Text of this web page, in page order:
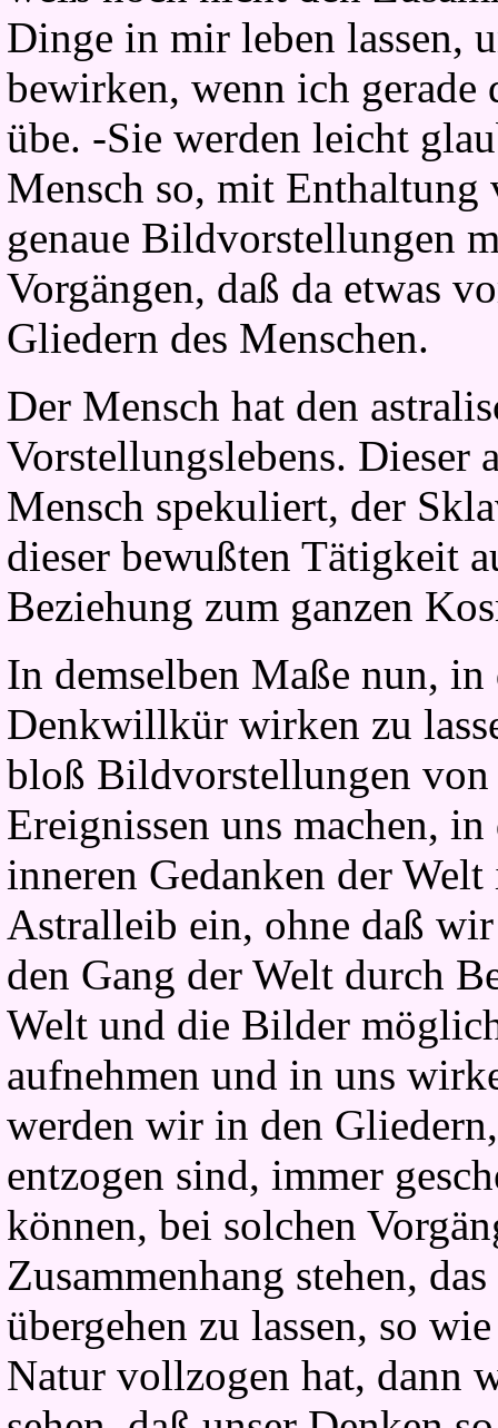
Dinge in mir leben lassen,
bewirken, wenn ich
übe. -Sie werden leicht
Mensch so, mit
genaue Bildvorstellungen
Vorgängen, daß da etwas
Gliedern des Menschen.
Der Mensch hat den
Vorstellungslebens. Dieser
Mensch spekuliert, der
dieser bewußten Tätigkeit
Beziehung zum ganzen
In demselben Maße nun,
Denkwillkür wirken zu
bloß Bildvorstellungen von
Ereignissen uns machen,
inneren Gedanken der
Astralleib ein, ohne daß
den Gang der Welt durch
Welt und die Bilder
aufnehmen und in uns
werden wir in den
entzogen sind, immer
können, bei solchen
Zusammenhang stehen,
übergehen zu lassen, so
Natur vollzogen hat, dann